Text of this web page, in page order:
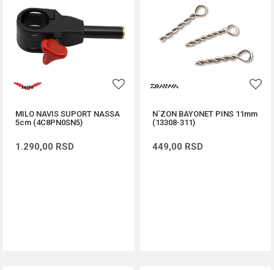
MILO NAVIS SUPORT NASSA
5cm (4C8PN0SN5)
1.290,00 RSD
N`ZON BAYONET PINS 11mm
(13308-311)
449,00 RSD